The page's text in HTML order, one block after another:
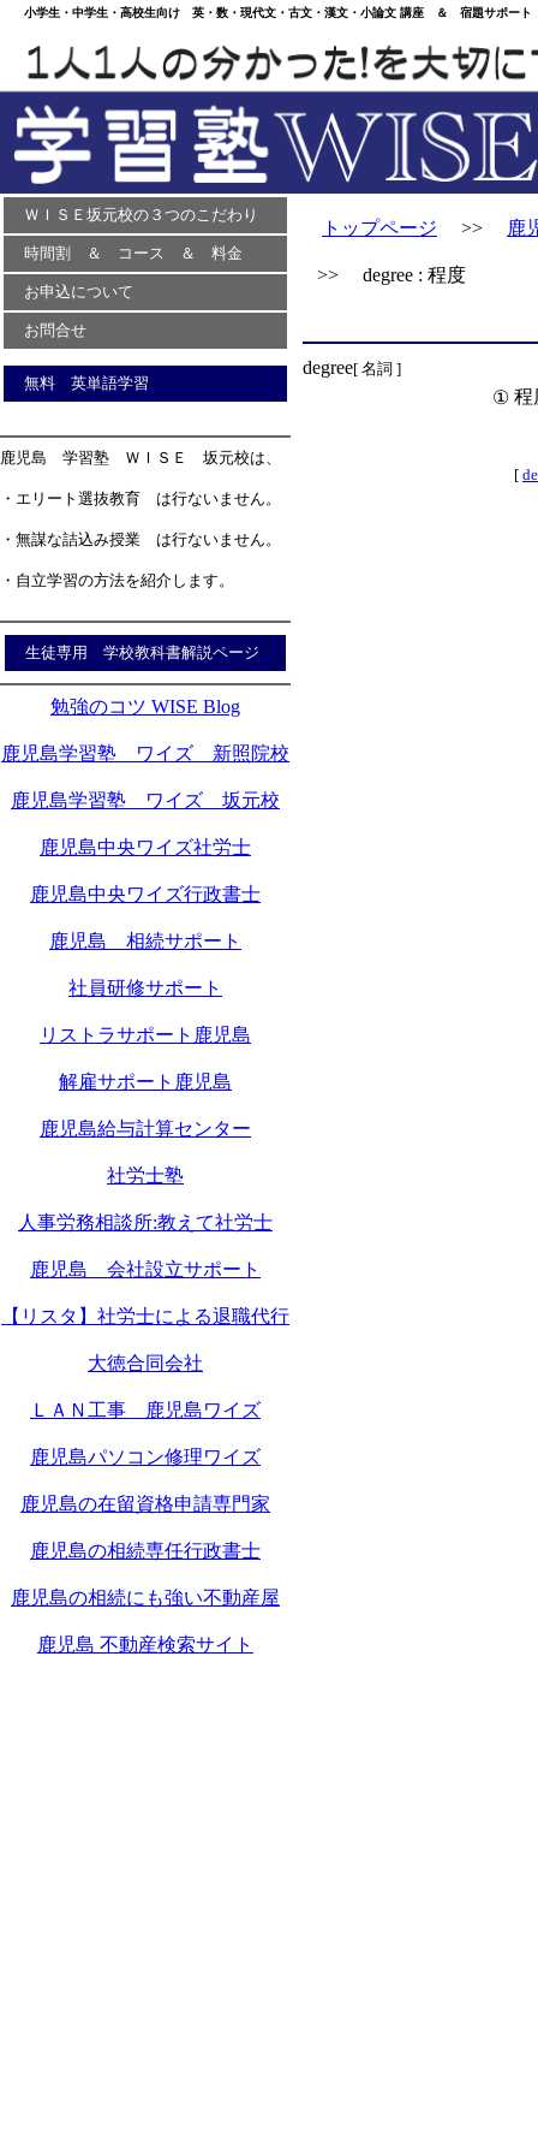
小学生・中学生・高校生向け 英・数・現代文・古文・漢文・小論文 講座 ＆ 宿題サポー
ＷＩＳＥ坂元校の３つのこだわり
時間割 ＆ コース ＆ 料金
お申込について
お問合せ
無料 英単語学習
鹿児島 学習塾 ＷＩＳＥ 坂元校は、
・エリート選抜教育 は行ないません。
・無謀な詰込み授業 は行ないません。
・自立学習の方法を紹介します。
生徒専用 学校教科書解説ページ
勉強のコツ WISE Blog
鹿児島学習塾 ワイズ 新照院校
鹿児島学習塾 ワイズ 坂元校
鹿児島中央ワイズ社労士
鹿児島中央ワイズ行政書士
鹿児島 相続サポート
社員研修サポート
リストラサポート鹿児島
解雇サポート鹿児島
鹿児島給与計算センター
社労士塾
人事労務相談所:教えて社労士
鹿児島 会社設立サポート
【リスタ】社労士による退職代行
大徳合同会社
ＬＡＮ工事 鹿児島ワイズ
鹿児島パソコン修理ワイズ
鹿児島の在留資格申請専門家
鹿児島の相続専任行政書士
鹿児島の相続にも強い不動産屋
鹿児島 不動産検索サイト
トップページ >> 鹿
>> degree : 程度
degree[ 名詞 ]
① 程
[